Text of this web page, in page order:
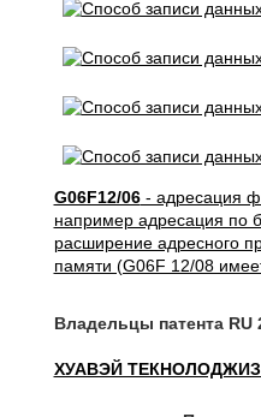
G06F12/06- адресация
например адресация по
расширение адресного
памяти (G06F 12/08
Владельцы патента RU
ХУАВЭЙ ТЕКНОЛОДЖИЗ